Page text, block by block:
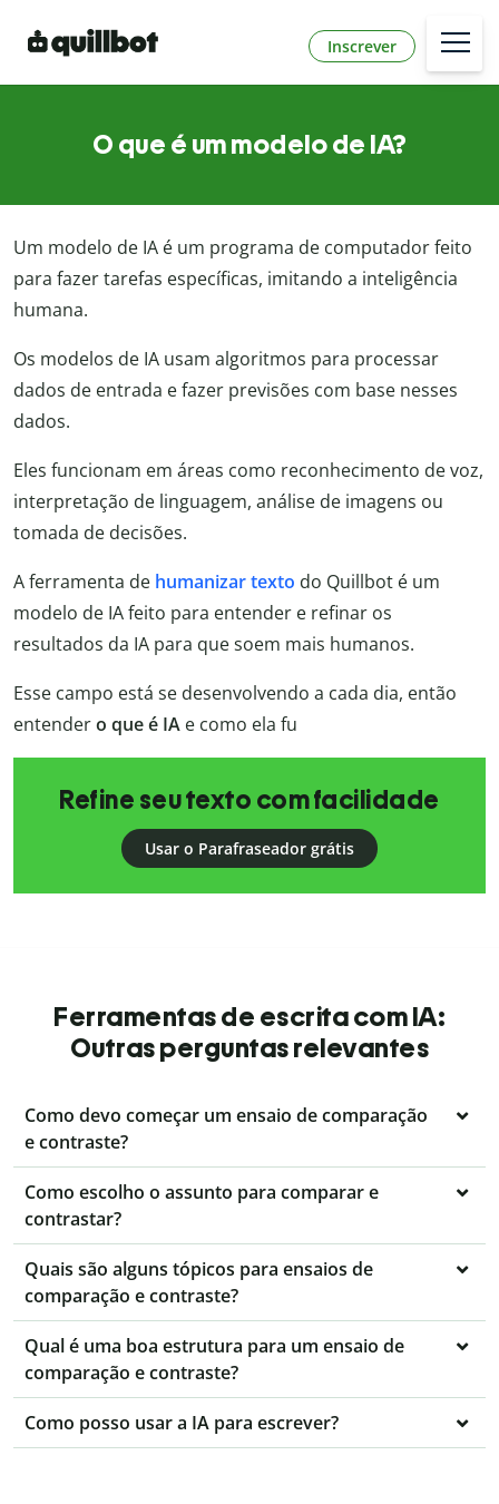
Inscrever
O que é um modelo de IA?
Um modelo de IA é um programa de computador feito
para fazer tarefas específicas, imitando a inteligência
humana.
Os modelos de IA usam algoritmos para processar
dados de entrada e fazer previsões com base nesses
dados.
Eles funcionam em áreas como reconhecimento de voz,
interpretação de linguagem, análise de imagens ou
tomada de decisões.
A ferramenta de humanizar texto do Quillbot é um
modelo de IA feito para entender e refinar os
resultados da IA para que soem mais humanos.
Esse campo está se desenvolvendo a cada dia, então
entendero que é IA e como ela fu
Refine seu texto com facilidade
Usar o Parafraseador grátis
Ferramentas de escrita com IA:
Outras perguntas relevantes
Como devo começar um ensaio de comparação
e contraste?
Como escolho o assunto para comparar e
contrastar?
Quais são alguns tópicos para ensaios de
comparação e contraste?
Qual é uma boa estrutura para um ensaio de
comparação e contraste?
Como posso usar a IA para escrever?